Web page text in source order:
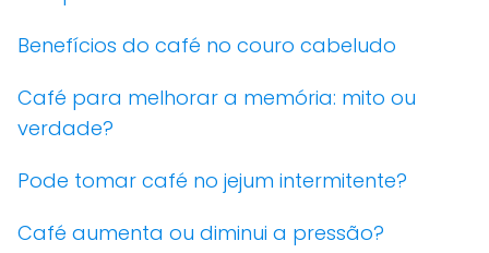
Benefícios do café no couro cabeludo
Café para melhorar a memória: mito ou
verdade?
Pode tomar café no jejum intermitente?
Café aumenta ou diminui a pressão?